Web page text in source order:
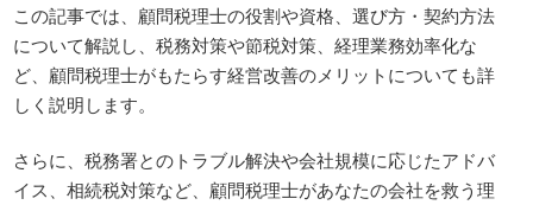
この記事では、顧問税理士の役割や資格、選び方・契約方法
について解説し、税務対策や節税対策、経理業務効率化な
ど、顧問税理士がもたらす経営改善のメリットについても詳
しく説明します。
さらに、税務署とのトラブル解決や会社規模に応じたアドバ
イス、相続税対策など、顧問税理士があなたの会社を救う理